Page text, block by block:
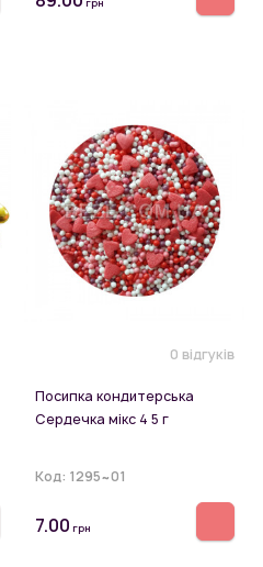
0 відгуків
Посипка кондитерська
Сердечка мікс 4 5 г
Код: 1295~01
7.00 грн